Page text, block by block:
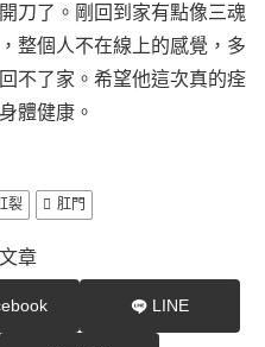
刀了。剛回到家有點像三魂
整個人不在線上的感覺，多
不了家。希望他這次真的痊
體健康。
裂 肛門
章
LINE